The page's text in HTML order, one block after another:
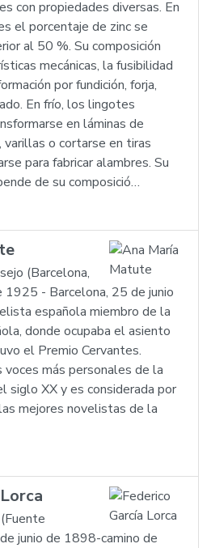
con propiedades diversas. En
el porcentaje de zinc se
al 50 %. Su composición
mecánicas, la fusibilidad
por fundición, forja,
En frío, los lingotes
en láminas de
o cortarse en tiras
para fabricar alambres. Su
de su composició…
(Barcelona,
1925 - Barcelona, 25 de junio
española miembro de la
donde ocupaba el asiento
el Premio Cervantes.
más personales de la
siglo XX y es considerada por
mejores novelistas de la
junio de 1898-camino de